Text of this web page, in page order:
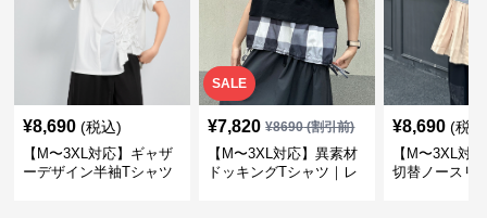
¥8,690 (税込)
【M〜3XL対応】ギャザ
ーデザイン半袖Tシャツ
SALE
¥7,820 ¥8690(割引前)
【M〜3XL対応】異素材
ドッキングTシャツ｜レ
¥8,690 (税
【M〜3XL対
切替ノースリ